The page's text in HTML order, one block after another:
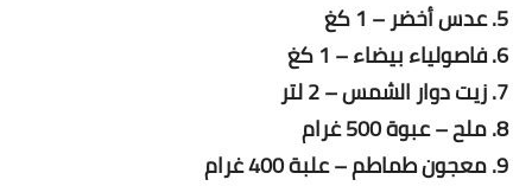
5. عدس أخضر – 1 كغ
6. فاصولياء بيضاء – 1 كغ
7. زيت دوار الشمس – 2 لتر
8. ملح – عبوة 500 غرام
9. معجون طماطم – علبة 400 غرام